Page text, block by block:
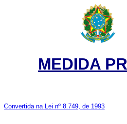
MEDIDA
Convertida na Lei nº 8.749, de 1993